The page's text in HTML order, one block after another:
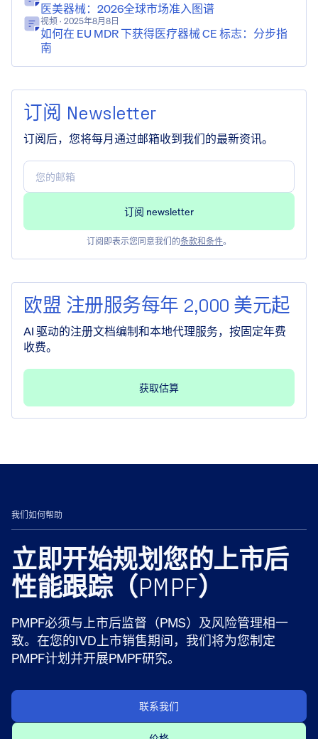
医美器械：2026全球市场准入图谱
视频 · 2025年8月8日
如何在 EU MDR 下获得医疗器械 CE 标志：分步指
南
订阅 Newsletter
订阅后，您将每月通过邮箱收到我们的最新资讯。
订阅即表示您同意我们的条款和条件。
欧盟 注册服务每年 2,000 美元起
AI 驱动的注册文档编制和本地代理服务，按固定年费
收费。
获取估算
我们如何帮助
立即开始规划您的上市后
性能跟踪（PMPF）
PMPF必须与上市后监督（PMS）及风险管理相一
致。在您的IVD上市销售期间，我们将为您制定
PMPF计划并开展PMPF研究。
联系我们